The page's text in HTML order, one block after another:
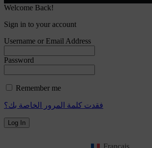
Welcome Back!
Sign in to your account
Username or Email Address
Password
Remember me
فقدت كلمة المرور الخاصة بك؟